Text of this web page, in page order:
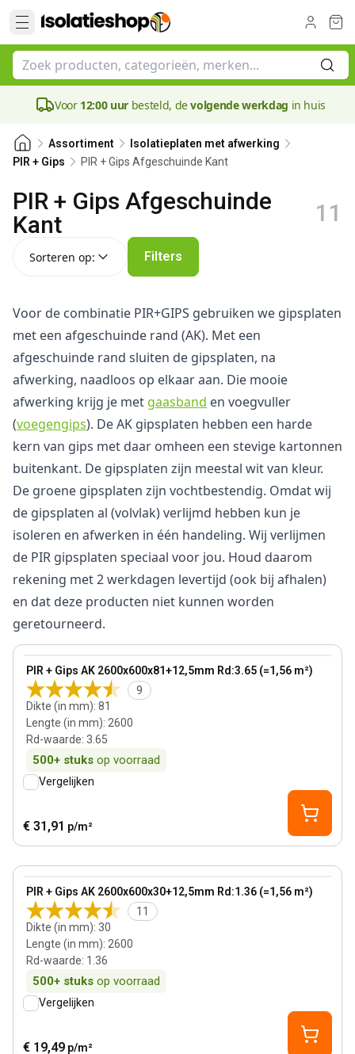
Voor 12:00 uur besteld, devolgende werkdag in huis
Assortiment
Isolatieplaten met afwerking
PIR + Gips
PIR + Gips Afgeschuinde Kant
PIR + Gips Afgeschuinde
Kant
11
Sorteren op: Filters
Voor de combinatie PIR+GIPS gebruiken we gipsplaten
met een afgeschuinde rand (AK). Met een
afgeschuinde rand sluiten de gipsplaten, na
afwerking, naadloos op elkaar aan. Die mooie
afwerking krijg je met gaasband en voegvuller
(voegengips). De AK gipsplaten hebben een harde
kern van gips met daar omheen een stevige kartonnen
buitenkant. De gipsplaten zijn meestal wit van kleur.
De groene gipsplaten zijn vochtbestendig. Omdat wij
de gipsplaten al (volvlak) verlijmd hebben kun je
isoleren en afwerken in één handeling. Wij verlijmen
de PIR gipsplaten speciaal voor jou. Houd daarom
rekening met 2 werkdagen levertijd (ook bij afhalen)
en dat deze producten niet kunnen worden
geretourneerd.
Bestseller
PIR + Gips AK 2600x600x81+12,5mm Rd:3.65 (=1,56 m²)
9
Dikte (in mm): 81
Lengte (in mm): 2600
Rd-waarde: 3.65
500+ stuks op voorraad
View product
Vergelijken
€ 31,91 p/m²
PIR + Gips AK 2600x600x30+12,5mm Rd:1.36 (=1,56 m²)
11
Dikte (in mm): 30
Lengte (in mm): 2600
Rd-waarde: 1.36
500+ stuks op voorraad
View product
Vergelijken
€ 19,49 p/m²